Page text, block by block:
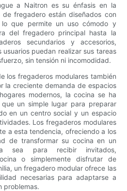
a Naitron es su énfasis en la
de fregadero están diseñados con
lo que permite un uso cómodo y
del fregadero principal hasta la
secundarios y accesorios,
puedan realizar sus tareas
sin tensión ni incomodidad.
los fregaderos modulares también
la creciente demanda de espacios
modernos, la cocina se ha
un simple lugar para preparar
en un centro social y un espacio
Los fregaderos modulares
a esta tendencia, ofreciendo a los
de transformar su cocina en un
sea para recibir invitados,
o simplemente disfrutar de
un fregadero modular ofrece las
necesarias para adaptarse a
problemas.